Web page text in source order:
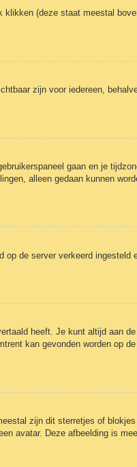
klikken (deze staat meestal
zijn voor iedereen,
gaan en je
alleen gedaan kunnen
de server verkeerd ingesteld
heeft. Je kunt altijd aan
kan gevonden worden op
zijn dit sterretjes of blokjes
avatar. Deze afbeelding is